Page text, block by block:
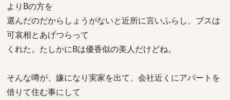
よりBの方を
選んだのだからしょうがないと近所に言いふらし、ブスは
可哀相とあげつらって
くれた。たしかにBは優香似の美人だけどね。
そんな噂が、嫌になり実家を出て、会社近くにアパートを
借りて住む事にして